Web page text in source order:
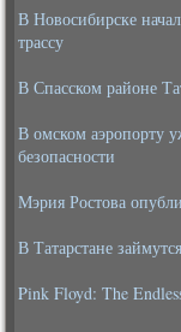
В Новосибирске
трассу
В Спасском районе
В омском аэропорту
безопасности
Мэрия Ростова
В Татарстане
Pink Floyd: The